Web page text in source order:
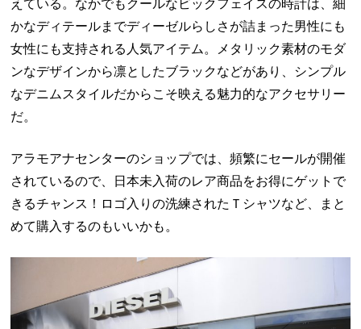
えている。なかでもクールなビックフェイスの時計は、細
かなディテールまでディーゼルらしさが詰まった男性にも
女性にも支持される人気アイテム。メタリック素材のモダ
ンなデザインから凛としたブラックなどがあり、シンプル
なデニムスタイルだからこそ映える魅力的なアクセサリー
だ。
アラモアナセンターのショップでは、頻繁にセールが開催
されているので、日本未入荷のレア商品をお得にゲットで
きるチャンス！ロゴ入りの洗練されたＴシャツなど、まと
めて購入するのもいいかも。